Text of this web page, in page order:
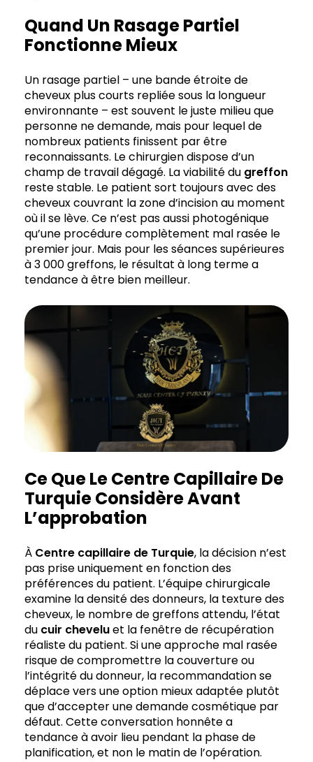
Quand Un Rasage Partiel
Fonctionne Mieux
Un rasage partiel – une bande étroite de
cheveux plus courts repliée sous la longueur
environnante – est souvent le juste milieu que
personne ne demande, mais pour lequel de
nombreux patients finissent par être
reconnaissants. Le chirurgien dispose d’un
champ de travail dégagé. La viabilité du greffon
reste stable. Le patient sort toujours avec des
cheveux couvrant la zone d’incision au moment
où il se lève. Ce n’est pas aussi photogénique
qu’une procédure complètement mal rasée le
premier jour. Mais pour les séances supérieures
à 3 000 greffons, le résultat à long terme a
tendance à être bien meilleur.
Ce Que Le Centre Capillaire De
Turquie Considère Avant
L’approbation
À Centre capillaire de Turquie, la décision n’est
pas prise uniquement en fonction des
préférences du patient. L’équipe chirurgicale
examine la densité des donneurs, la texture des
cheveux, le nombre de greffons attendu, l’état
du cuir cheveluet la fenêtre de récupération
réaliste du patient. Si une approche mal rasée
risque de compromettre la couverture ou
l’intégrité du donneur, la recommandation se
déplace vers une option mieux adaptée plutôt
que d’accepter une demande cosmétique par
défaut. Cette conversation honnête a
tendance à avoir lieu pendant la phase de
planification, et non le matin de l’opération.